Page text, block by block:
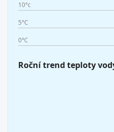
10°c
5°C
0°C
Roční trend teploty